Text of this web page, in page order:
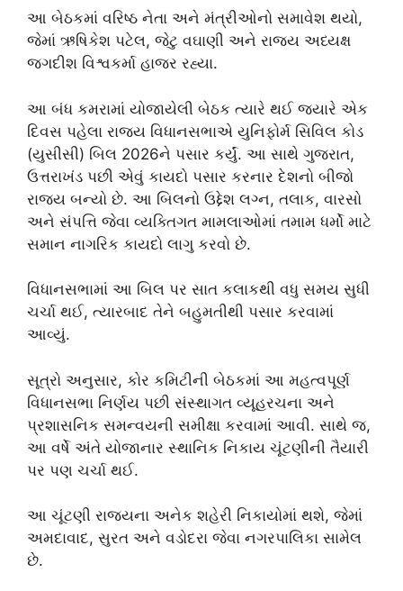
આ બેઠકમાં વરિષ્ઠ નેતા અને મંત્રીઓનો સમાવેશ થયો,
જેમાં ઋષિકેશ પટેલ, જેટુ વઘાણી અને રાજ્ય અધ્યક્ષ
જગદીશ વિશ્વકર્મા હાજર રહ્યા.
આ બંધ કમરામાં યોજાયેલી બેઠક ત્યારે થઈ જ્યારે એક
દિવસ પહેલા રાજ્ય વિધાનસભાએ યુનિફોર્મ સિવિલ કોડ
(યુસીસી) બિલ 2026ને પસાર કર્યું. આ સાથે ગુજરાત,
ઉત્તરાખંડ પછી એવું કાયદો પસાર કરનાર દેશનો બીજો
રાજ્ય બન્યો છે. આ બિલનો ઉદ્દેશ લગ્ન, તલાક, વારસો
અને સંપત્તિ જેવા વ્યક્તિગત મામલાઓમાં તમામ ધર્મો માટે
સમાન નાગરિક કાયદો લાગુ કરવો છે.
વિધાનસભામાં આ બિલ પર સાત કલાકથી વધુ સમય સુધી
ચર્ચા થઈ, ત્યારબાદ તેને બહુમતીથી પસાર કરવામાં
આવ્યું.
સૂત્રો અનુસાર, કોર કમિટીની બેઠકમાં આ મહત્વપૂર્ણ
વિધાનસભા નિર્ણય પછી સંસ્થાગત વ્યૂહરચના અને
પ્રશાસનિક સમન્વયની સમીક્ષા કરવામાં આવી. સાથે જ,
આ વર્ષે અંતે યોજાનાર સ્થાનિક નિકાય ચૂંટણીની તૈયારી
પર પણ ચર્ચા થઈ.
આ ચૂંટણી રાજ્યના અનેક શહેરી નિકાયોમાં થશે, જેમાં
અમદાવાદ, સુરત અને વડોદરા જેવા નગરપાલિકા સામેલ
છે.